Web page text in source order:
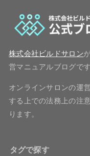
株式会社ビルドサロン
営マニュアルブログです
オンラインサロンの運
する上での法務上の注
ります。
タグで探す